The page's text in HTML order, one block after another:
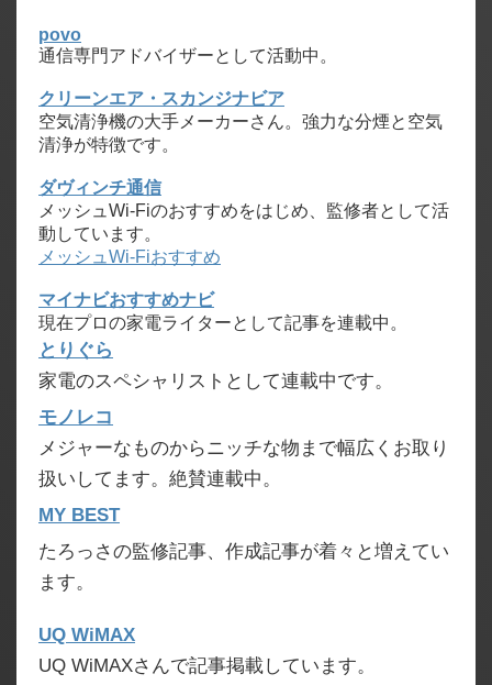
povo
通信専門アドバイザーとして活動中。
クリーンエア・スカンジナビア
空気清浄機の大手メーカーさん。強力な分煙と空気
清浄が特徴です。
ダヴィンチ通信
メッシュWi-Fiのおすすめをはじめ、監修者として活
動しています。
メッシュWi-Fiおすすめ
マイナビおすすめナビ
現在プロの家電ライターとして記事を連載中。
とりぐら
家電のスペシャリストとして連載中です。
モノレコ
メジャーなものからニッチな物まで幅広くお取り
扱いしてます。絶賛連載中。
MY BEST
たろっさの監修記事、作成記事が着々と増えてい
ます。
UQ WiMAX
UQ WiMAXさんで記事掲載しています。